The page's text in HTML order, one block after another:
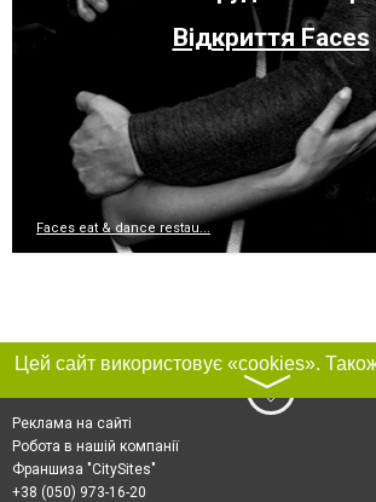
Відкриття Faces
Faces eat & dance restau...
〉
Реклама на сайті
Робота в нашій компанії
Франшиза "CitySites"
+38 (050) 973-16-20